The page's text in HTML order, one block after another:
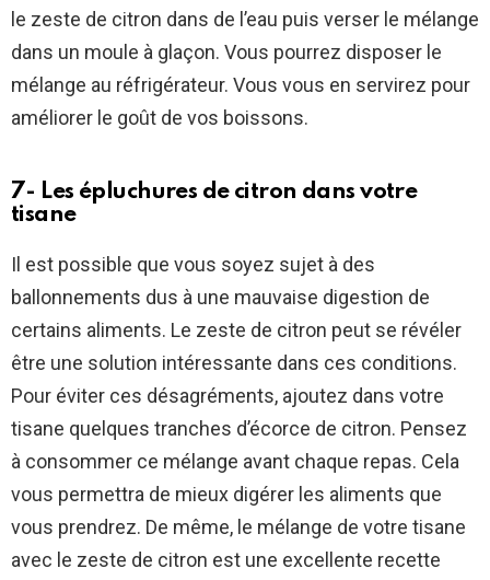
le zeste de citron dans de l’eau puis verser le mélange
dans un moule à glaçon. Vous pourrez disposer le
mélange au réfrigérateur. Vous vous en servirez pour
améliorer le goût de vos boissons.
7- Les épluchures de citron dans votre
tisane
Il est possible que vous soyez sujet à des
ballonnements dus à une mauvaise digestion de
certains aliments. Le zeste de citron peut se révéler
être une solution intéressante dans ces conditions.
Pour éviter ces désagréments, ajoutez dans votre
tisane quelques tranches d’écorce de citron. Pensez
à consommer ce mélange avant chaque repas. Cela
vous permettra de mieux digérer les aliments que
vous prendrez. De même, le mélange de votre tisane
avec le zeste de citron est une excellente recette